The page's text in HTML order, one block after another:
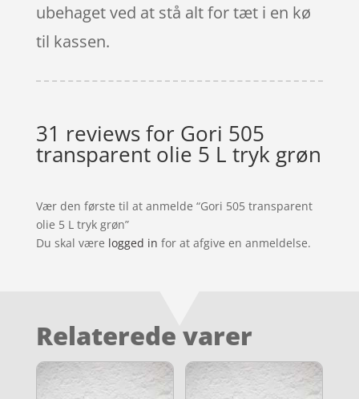
ubehaget ved at stå alt for tæt i en kø
til kassen.
31 reviews for Gori 505
transparent olie 5 L tryk grøn
Vær den første til at anmelde “Gori 505 transparent
olie 5 L tryk grøn”
Du skal være logged in for at afgive en anmeldelse.
Relaterede varer